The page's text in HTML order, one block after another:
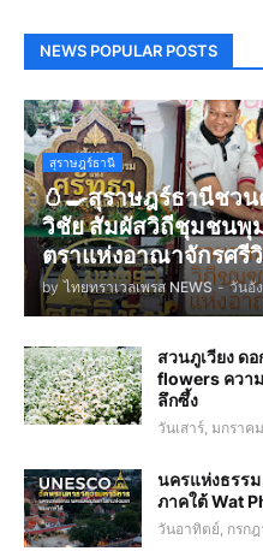
NEWS POPULAR POSTS
สุราษฎร์ธานี
🥚🍳สุราษฎร์ธานีชว
วิชัย สัมผัสวิถีชุมชนพุม
ตราแห่งอาณาจักรศรี
by ไทยทราเวลเพรส NEWS - วันอั
สวนภูเวียง ด
flowers ควา
ลึกซึ้ง
วันเสาร์, มกราค
นครแห่งธรร
ภาคใต้ Wat
วันอาทิตย์, กรก